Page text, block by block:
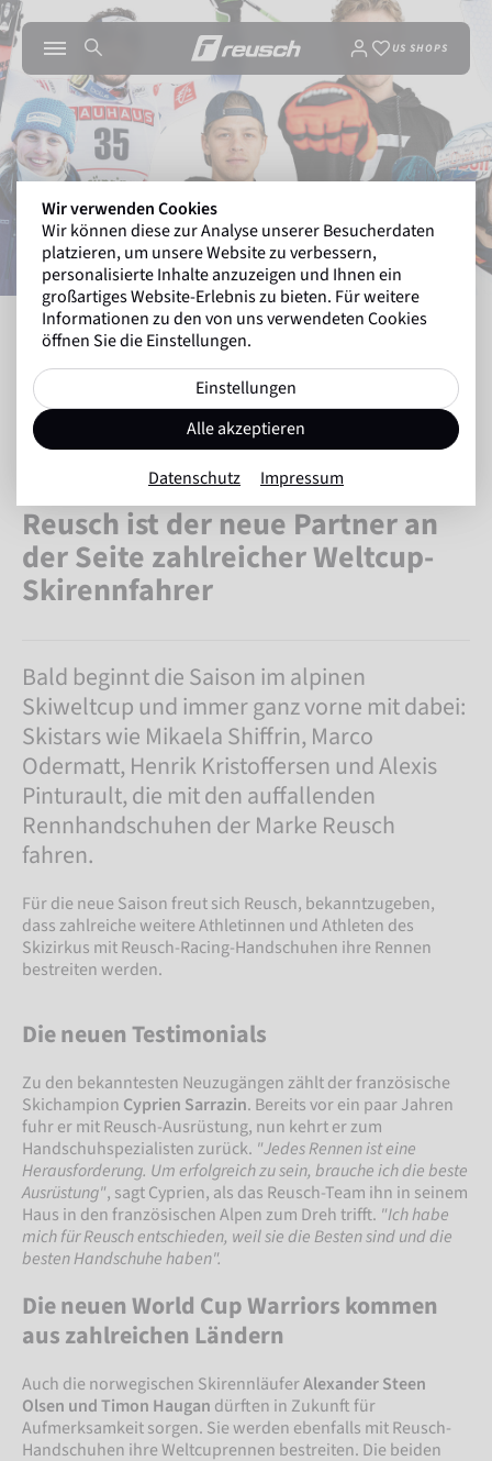
US SHOPS
INSIDE REUSCH REUSCH IST DER NEUE
Zurück zur Übersicht
Reusch ist der neue Partner an
der Seite zahlreicher Weltcup-
Skirennfahrer
Bald beginnt die Saison im alpinen
Skiweltcup und immer ganz vorne mit dabei:
Skistars wie Mikaela Shiffrin, Marco
Odermatt, Henrik Kristoffersen und Alexis
Pinturault, die mit den auffallenden
Rennhandschuhen der Marke Reusch
fahren.
Für die neue Saison freut sich Reusch, bekanntzugeben,
dass zahlreiche weitere Athletinnen und Athleten des
Skizirkus mit Reusch-Racing-Handschuhen ihre Rennen
bestreiten werden.
Die neuen Testimonials
Zu den bekanntesten Neuzugängen zählt der französische
Skichampion Cyprien Sarrazin. Bereits vor ein paar Jahren
fuhr er mit Reusch-Ausrüstung, nun kehrt er zum
Handschuhspezialisten zurück. "Jedes Rennen ist eine
Herausforderung. Um erfolgreich zu sein, brauche ich die beste
Ausrüstung", sagt Cyprien, als das Reusch-Team ihn in seinem
Haus in den französischen Alpen zum Dreh trifft. "Ich habe
mich für Reusch entschieden, weil sie die Besten sind und die
besten Handschuhe haben".
Die neuen World Cup Warriors kommen
aus zahlreichen Ländern
Auch die norwegischen SkirennläuferAlexander Steen
Olsen und Timon Haugan dürften in Zukunft für
Aufmerksamkeit sorgen. Sie werden ebenfalls mit Reusch-
Handschuhen ihre Weltcuprennen bestreiten. Die beiden
Wir verwenden Cookies
Wir können diese zur Analyse unserer Besucherdaten
platzieren, um unsere Website zu verbessern,
personalisierte Inhalte anzuzeigen und Ihnen ein
großartiges Website-Erlebnis zu bieten. Für weitere
Informationen zu den von uns verwendeten Cookies
öffnen Sie die Einstellungen.
Einstellungen
Alle akzeptieren
Datenschutz Impressum